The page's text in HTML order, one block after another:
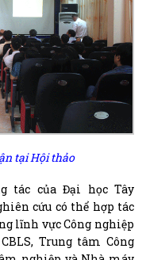
tại Hội thảo
tác của Đại học Tây
cứu có thể hợp tác
lĩnh vực Công nghiệp
Trung tâm Công